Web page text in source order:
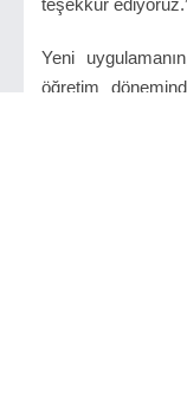
teşekkür
Yeni
öğretim